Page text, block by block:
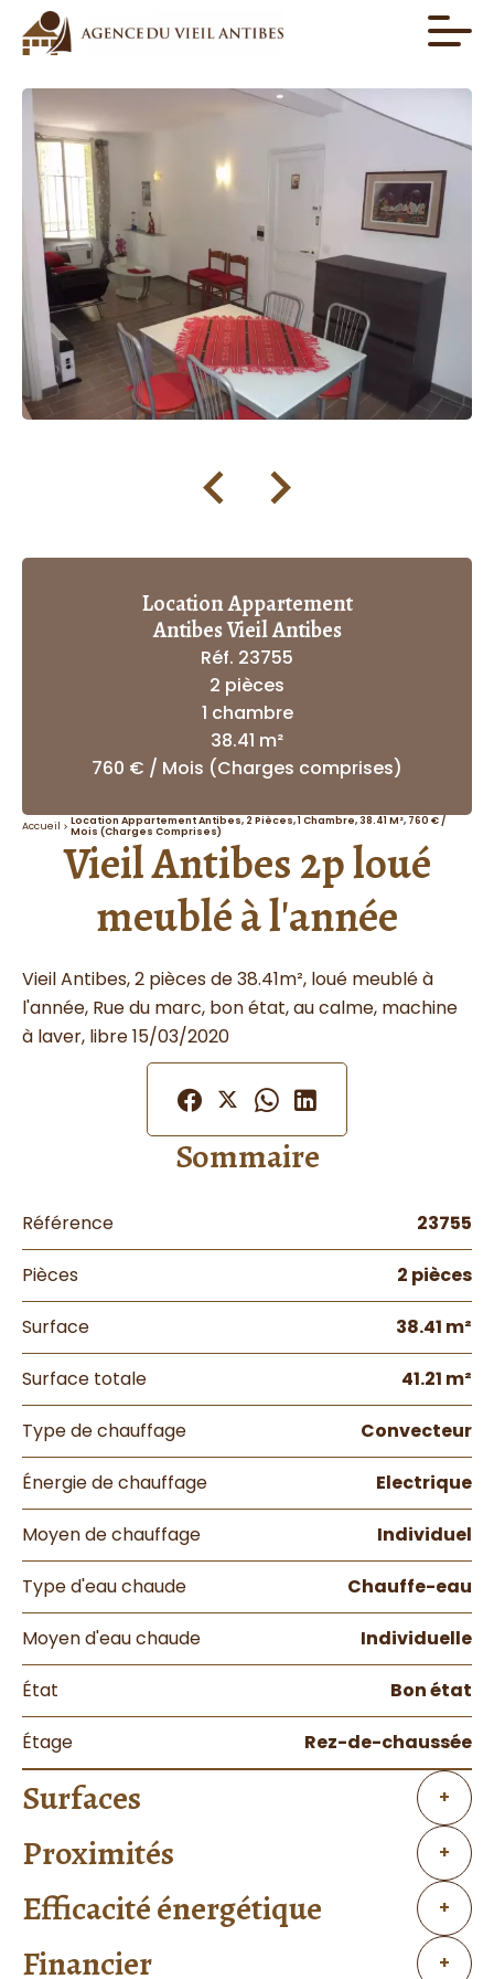
Location Appartement
Antibes Vieil Antibes
Réf. 23755
2 pièces
1 chambre
38.41 m²
760 € / Mois (Charges comprises)
Accueil
Location Appartement Antibes, 2 Pièces, 1 Chambre, 38.41 M², 760 € /
Mois (Charges Comprises)
Vieil Antibes 2p loué
meublé à l'année
Vieil Antibes, 2 pièces de 38.41m², loué meublé à
l'année, Rue du marc, bon état, au calme, machine
à laver, libre 15/03/2020
Sommaire
Référence 23755
Pièces 2 pièces
Surface 38.41 m²
Surface totale 41.21 m²
Type de chauffage Convecteur
Énergie de chauffage Electrique
Moyen de chauffage Individuel
Type d'eau chaude Chauffe-eau
Moyen d'eau chaude Individuelle
État Bon état
Étage Rez-de-chaussée
Surfaces +
Proximités +
Efficacité énergétique +
Financier +